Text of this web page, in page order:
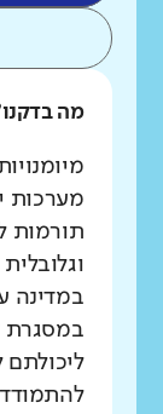
מה
מערכות
תורמות
במדינה
במסגרת